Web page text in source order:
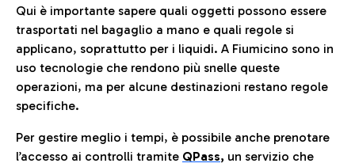
Qui è importante sapere quali oggetti possono essere
trasportati nel bagaglio a mano e quali regole si
applicano, soprattutto per i liquidi. A Fiumicino sono in
uso tecnologie che rendono più snelle queste
operazioni, ma per alcune destinazioni restano regole
specifiche.
Per gestire meglio i tempi, è possibile anche prenotare
l’accesso ai controlli tramite QPass, un servizio che